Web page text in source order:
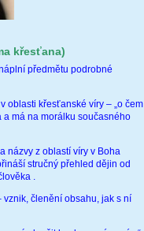
křesťana)
předmětu podrobné
křesťanské víry – „o čem
a má na morálku současného
z oblastí víry v Boha
stručný přehled dějin od
.
členění obsahu, jak s ní